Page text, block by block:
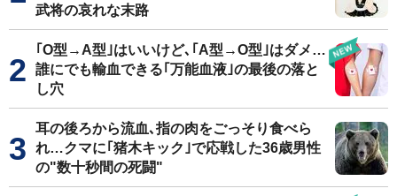
武将の哀れな末路
｢O型→A型｣はいいけど､｢A型→O型｣はダメ…
誰にでも輸血できる｢万能血液｣の最後の落と
し穴
耳の後ろから流血､指の肉をごっそり食べら
れ…クマに｢猪木キック｣で応戦した36歳男性
の"数十秒間の死闘"